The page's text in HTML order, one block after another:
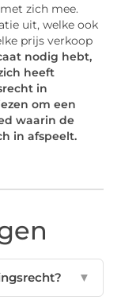
zich mee.
uit, welke ook
prijs verkoop
nodig hebt,
heeft
in
om een
waarin de
in afspeelt.
▼